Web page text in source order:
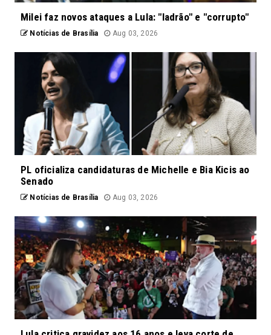
Milei faz novos ataques a Lula: "ladrão" e "corrupto"
Notícias de Brasília Aug 03, 2026
PL oficializa candidaturas de Michelle e Bia Kicis ao
Senado
Notícias de Brasília Aug 03, 2026